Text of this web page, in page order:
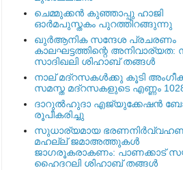
ചെമ്മുക്കന്‍ കുഞ്ഞാപ്പു ഹാജി
ഓര്‍മപുസ്തകം പുറത്തിറങ്ങുന്നു
ഖുര്‍ആനിക സന്ദേശ പ്രചരണം
കാലഘട്ടത്തിന്റെ അനിവാര്യത:
സാദിഖലി ശിഹാബ് തങ്ങള്‍
നാല് മദ്‌റസകള്‍ക്കു കൂടി
സമസ്ത മദ്‌റസകളുടെ എണ്ണം
ദാറുല്‍ഹുദാ എജ്യുക്കേഷന്‍
രൂപീകരിച്ചു
സുധാര്യമായ
മഹല്ല് ജമാഅത്തുകള്‍
ജാഗരൂകരാകണം: പാണക്കാട്
ഹൈദറലി ശിഹാബ് തങ്ങള്‍